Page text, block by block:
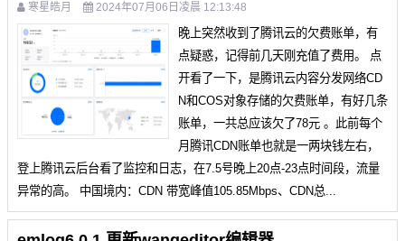
寒星皓月 2024年07月06日凌晨 12:13:48
晚上突然收到了腾讯云的欠费账单，有
点疑惑，记得前几天刚充值了费用。 点
开看了一下，是腾讯云内容分发网络CD
N和COS对象存储的欠费账单，有好几条
账单，一共总应该欠了78元 。此前每个
月腾讯CDN账单也就是一两块钱左右，
登上腾讯云后台看了监控和日志，在7.5号晚上20点-23点时间段，流量
异常的高。 中国境内：CDN 带宽峰值105.85Mbps、CDN总...